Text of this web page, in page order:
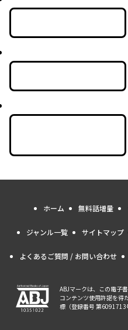
ホーム 無料話増量
ジャンル一覧 サイトマップ
よくあるご質問 / お問い合わせ
ABJマークは、この電子
コンテンツ使用許諾を得
標（登録番号 第6091713